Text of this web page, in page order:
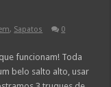
, Sapatos
0
funcionam! Toda
belo salto alto, usar